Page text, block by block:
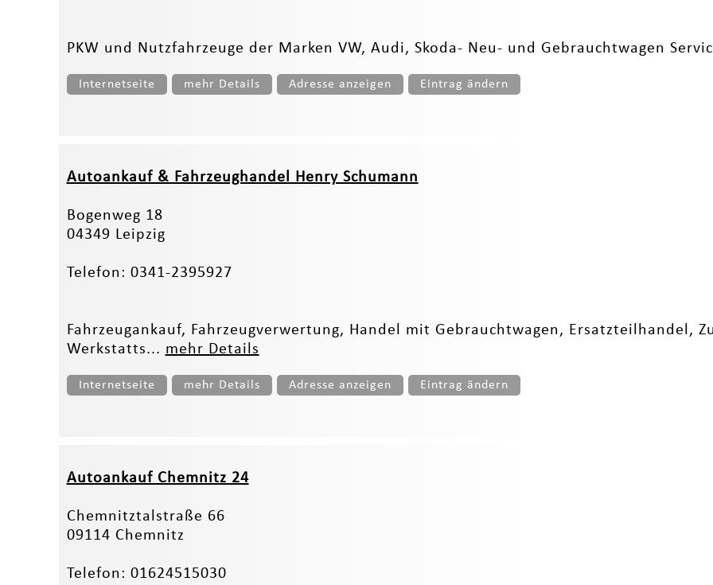
PKW und Nutzfahrzeuge der Marken VW, Audi, Skoda- Neu- und Gebrauchtwagen
Internetseite mehr Details Adresse anzeigen Eintrag ändern
Autoankauf & Fahrzeughandel Henry Schumann
Bogenweg 18
04349 Leipzig
Telefon: 0341-2395927
Fahrzeugankauf, Fahrzeugverwertung, Handel mit Gebrauchtwagen, Ersatzteilhandel,
Werkstatts... mehr Details
Internetseite mehr Details Adresse anzeigen Eintrag ändern
Autoankauf Chemnitz 24
Chemnitztalstraße 66
09114 Chemnitz
Telefon: 01624515030